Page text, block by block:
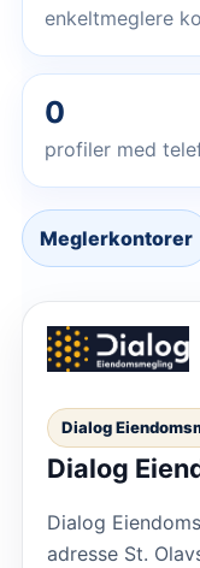
enkeltmeglere
0
profiler med
Meglerkontorer
Dialog
Dialog
Dialog
adresse St.